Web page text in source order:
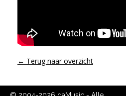
← Terug naar overzicht